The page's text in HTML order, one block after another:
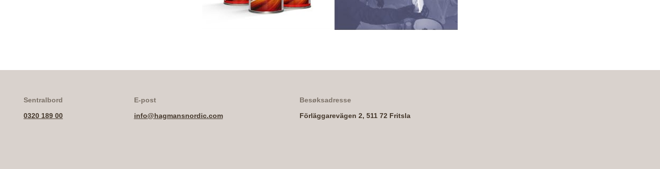
Sentralbord
0320 189 00
E-post
info@hagmansnordic.com
Besøksadresse
Förläggarevägen 2, 511 72 Fritsla